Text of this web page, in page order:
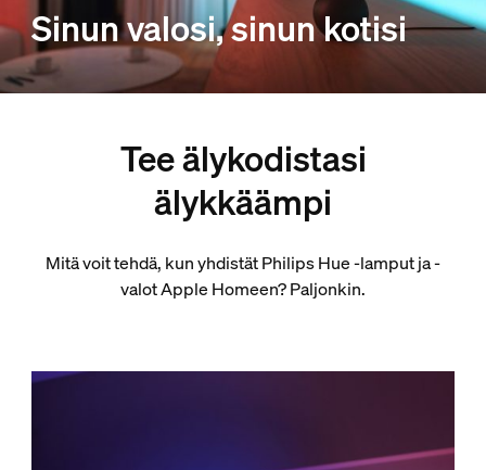
Sinun valosi, sinun kotisi
Tee älykodistasi
älykkäämpi
Mitä voit tehdä, kun yhdistät Philips Hue -lamput ja -
valot Apple Homeen? Paljonkin.